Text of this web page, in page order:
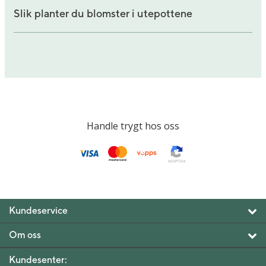
Slik planter du blomster i utepottene
Handle trygt hos oss
Kundeservice
Om oss
Kundesenter: